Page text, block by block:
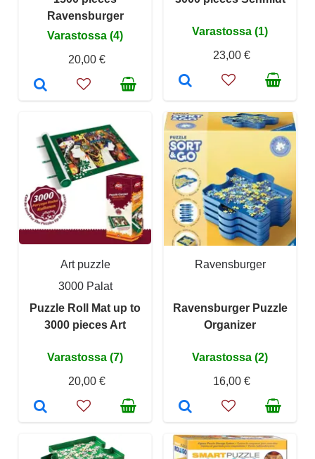
Ravensburger
Varastossa (4)
20,00 €
Varastossa (1)
23,00 €
Art puzzle
3000 Palat
Puzzle Roll Mat up to
3000 pieces Art
Varastossa (7)
20,00 €
Ravensburger
Ravensburger Puzzle
Organizer
Varastossa (2)
16,00 €